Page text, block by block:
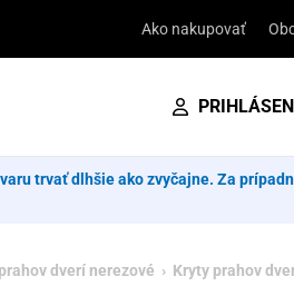
Ako nakupovať
trvať dlhšie ako zvyčajne. Za
dverí nerezové › Kryty prahov